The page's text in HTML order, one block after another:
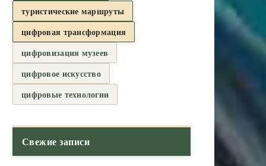
туристические маршруты
цифровая трансформация
цифровизация музеев
цифровое искусство
цифровые технологии
Свежие записи